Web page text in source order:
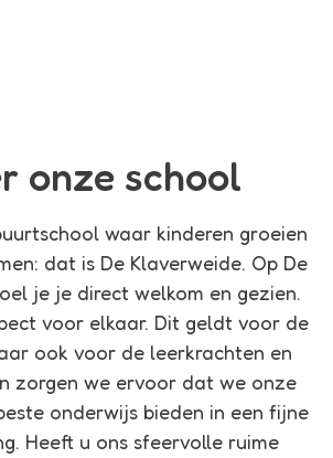
onze school
waar kinderen groeien
dat is De Klaverweide. Op De
je je direct welkom en gezien.
voor elkaar. Dit geldt voor de
ook voor de leerkrachten en
zorgen we ervoor dat we onze
onderwijs bieden in een fijne
Heeft u ons sfeervolle ruime